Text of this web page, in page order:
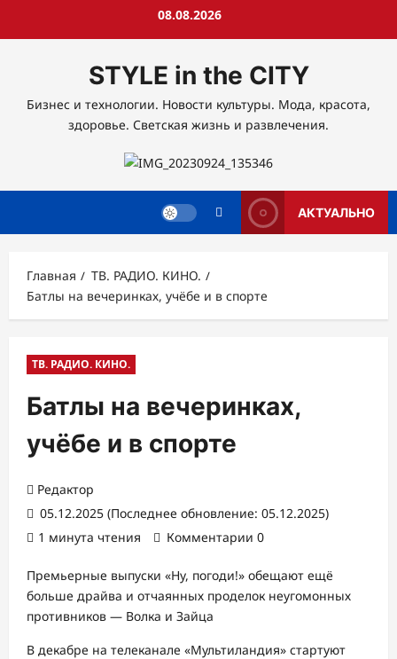
08.08.2026
STYLE in the CITY
Бизнес и технологии. Новости культуры. Мода, красота,
здоровье. Светская жизнь и развлечения.
АКТУАЛЬНО
Главная
ТВ. РАДИО. КИНО.
Батлы на вечеринках, учёбе и в спорте
ТВ. РАДИО. КИНО.
Батлы на вечеринках,
учёбе и в спорте
Редактор
05.12.2025 (Последнее обновление: 05.12.2025)
1 минута чтения
Комментарии 0
Премьерные выпуски «Ну, погоди!» обещают ещё
больше драйва и отчаянных проделок неугомонных
противников — Волка и Зайца
В декабре на телеканале «Мультиландия» стартуют